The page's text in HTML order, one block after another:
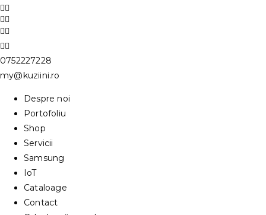
0752227228
my@kuziini.ro
Despre noi
Portofoliu
Shop
Servicii
Samsung
IoT
Cataloage
Contact